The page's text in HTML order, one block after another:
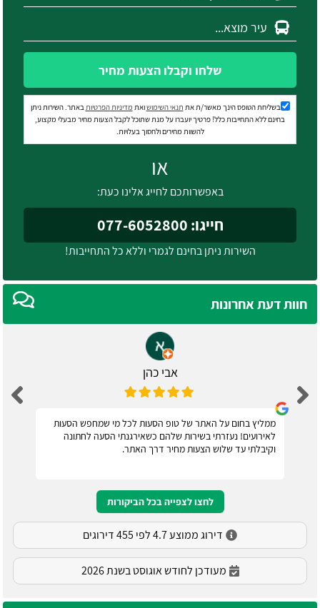
שלחו וקבלו הצעות מחיר
בשליחת הטופס הינך מאשר/ת את תנאי השימושואת מדיניות הפרטיותבאתר. השירות ניתן
בחינם ללא התחייבות כלל! פרטיך יועברו על מנת שתוכל לקבל הצעות מחיר מבעלי מקצוע,
להשוות מחירים ולחסוך בעלויות.
או
באפשרותכם לחייג אלינו כעת:
חייגו: 077-6052800
השירות ניתן בחינם לגמרי וללא כל התחייבות!
חוות דעת אחרונות
אבי כהן
ממליץ בחום על האתר של טופ הסעות לכל מי שמחפש הסעות
לאירועים! נעזרתי בשירות שלהם כשאירגנתי הסעה לחתונה
וקיבלתי עד שלוש הצעות מחיר דרך האתר.
לחצו לצפייה בכל הביקורות
דירוג ממוצע 4.7 לפי 455 דירוגים
מעודכן לחודש אוגוסט בשנת 2026